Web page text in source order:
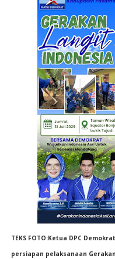
TEKS FOTO:Ketua DPC
persiapan pelaksanaan